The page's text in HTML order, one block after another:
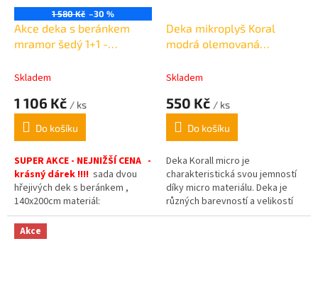
1 580 Kč –30 %
Akce deka s beránkem
mramor šedý 1+1 -
Skladem
1 106 Kč / ks
Do košíku
SUPER AKCE - NEJNIŽŠÍ CENA -
krásný dárek !!!! sada dvou
hřejivých dek s beránkem ,
140x200cm materiál:
mikroflanel.:Gramáž, 450 g/m2.
Deka mikroplyš Koral
modrá olemovaná
Skladem
550 Kč / ks
Do košíku
Deka Korall micro je
charakteristická svou jemností
díky micro materiálu. Deka je
různých barevností a velikostí
od nejmenších rozměrů až po
Akce